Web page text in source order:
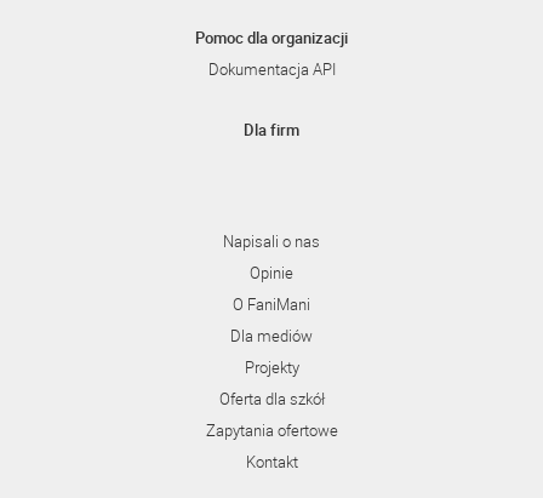
Pomoc dla organizacji
Dokumentacja API
Dla firm
Napisali o nas
Opinie
O FaniMani
Dla mediów
Projekty
Oferta dla szkół
Zapytania ofertowe
Kontakt